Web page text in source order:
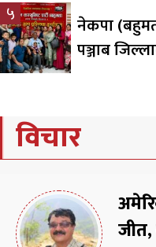
५
नेकपा
पञ्जाब
विचार